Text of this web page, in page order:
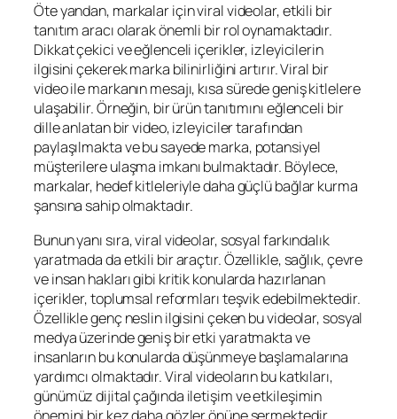
Öte yandan, markalar için viral videolar, etkili bir
tanıtım aracı olarak önemli bir rol oynamaktadır.
Dikkat çekici ve eğlenceli içerikler, izleyicilerin
ilgisini çekerek marka bilinirliğini artırır. Viral bir
video ile markanın mesajı, kısa sürede geniş kitlelere
ulaşabilir. Örneğin, bir ürün tanıtımını eğlenceli bir
dille anlatan bir video, izleyiciler tarafından
paylaşılmakta ve bu sayede marka, potansiyel
müşterilere ulaşma imkanı bulmaktadır. Böylece,
markalar, hedef kitleleriyle daha güçlü bağlar kurma
şansına sahip olmaktadır.
Bunun yanı sıra, viral videolar, sosyal farkındalık
yaratmada da etkili bir araçtır. Özellikle, sağlık, çevre
ve insan hakları gibi kritik konularda hazırlanan
içerikler, toplumsal reformları teşvik edebilmektedir.
Özellikle genç neslin ilgisini çeken bu videolar, sosyal
medya üzerinde geniş bir etki yaratmakta ve
insanların bu konularda düşünmeye başlamalarına
yardımcı olmaktadır. Viral videoların bu katkıları,
günümüz dijital çağında iletişim ve etkileşimin
önemini bir kez daha gözler önüne sermektedir.